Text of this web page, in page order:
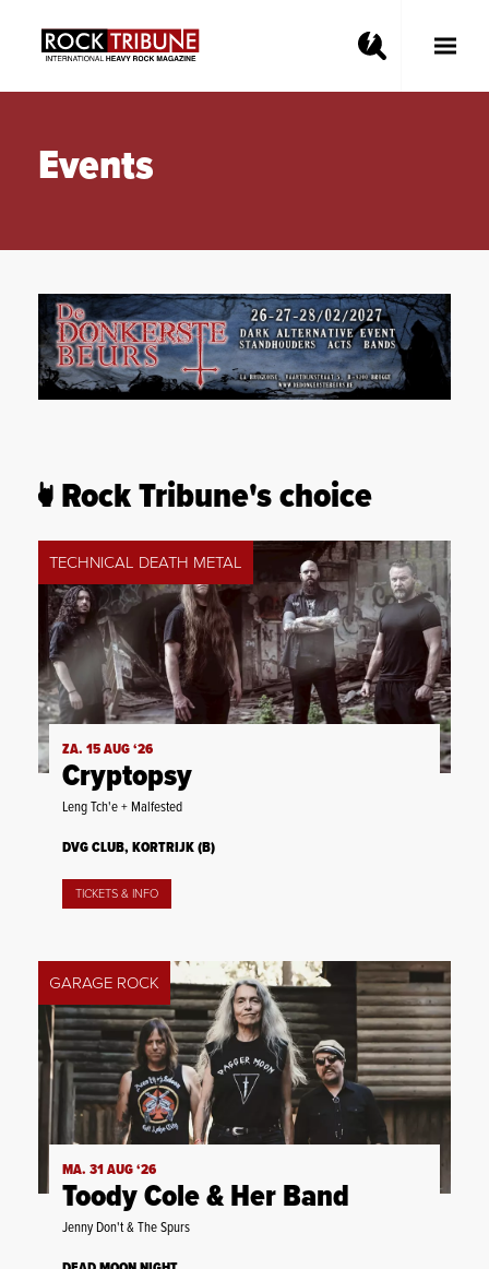
Toggle
Events
Rock Tribune's choice
TECHNICAL DEATH METAL
ZA. 15 AUG ‘26
Cryptopsy
Leng Tch'e + Malfested
DVG CLUB, KORTRIJK (B)
TICKETS & INFO
GARAGE ROCK
MA. 31 AUG ‘26
Toody Cole & Her Band
Jenny Don't & The Spurs